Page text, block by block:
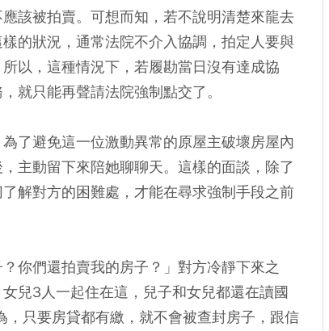
該被拍賣。可想而知，若不說明清楚來龍去
的狀況，通常法院不介入協調，拍定人要與
以，這種情況下，若履勘當日沒有達成協
就只能再聲請法院強制點交了。
了避免這一位激動異常的原屋主破壞房屋內
主動留下來陪她聊聊天。這樣的面談，除了
解對方的困難處，才能在尋求強制手段之前
你們還拍賣我的房子？」對方冷靜下來之
兒3人一起住在這，兒子和女兒都還在讀國
只要房貸都有繳，就不會被查封房子，跟信